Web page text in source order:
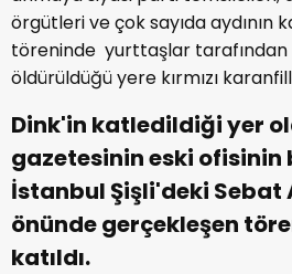
örgütleri ve çok sayıda aydının
töreninde yurttaşlar tarafından
öldürüldüğü yere kırmızı
Dink'in katledildiği yer
gazetesinin eski ofisinin
İstanbul Şişli'deki Sebat
önünde gerçekleşen
katıldı.